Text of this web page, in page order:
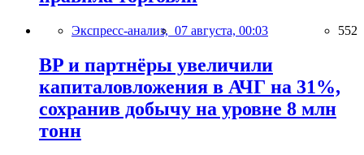
Экспресс-анализ, 07 августа, 00:03 552
BP и партнёры увеличили
капиталовложения в АЧГ на 31%,
сохранив добычу на уровне 8 млн
тонн